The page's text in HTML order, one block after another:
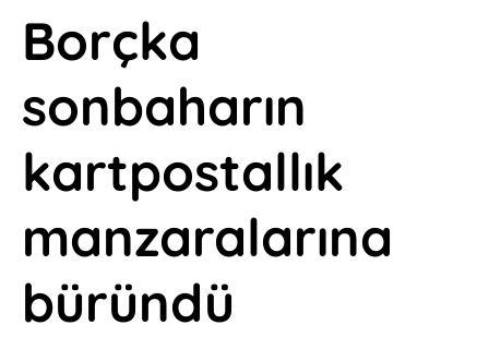
Borçka
sonbaharın
kartpostallık
manzaralarına
büründü